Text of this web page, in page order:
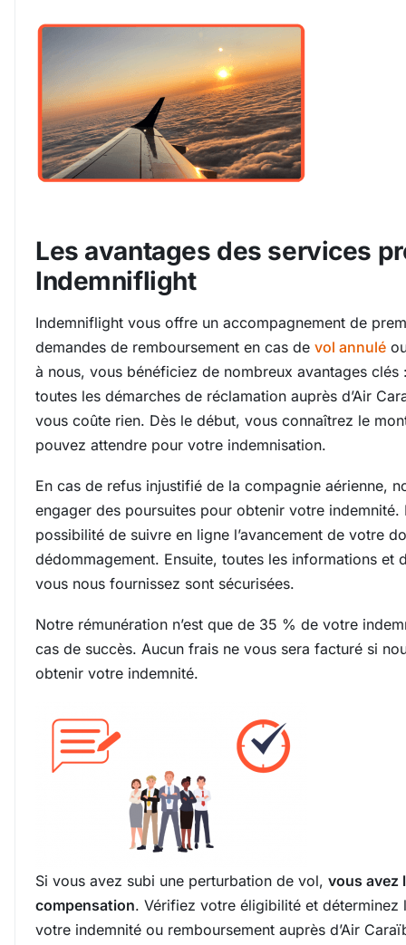
Les avantages des services
Indemniflight
Indemniflight vous offre un accompagnement de
demandes de remboursement en cas de vol annulé
à nous, vous bénéficiez de nombreux avantages clés
toutes les démarches de réclamation auprès d’Air
vous coûte rien. Dès le début, vous connaîtrez le
pouvez attendre pour votre indemnisation.
En cas de refus injustifié de la compagnie aérienne,
engager des poursuites pour obtenir votre indemnité.
possibilité de suivre en ligne l’avancement de votre
dédommagement. Ensuite, toutes les informations et
vous nous fournissez sont sécurisées.
Notre rémunération n’est que de 35 % de votre
cas de succès. Aucun frais ne vous sera facturé si
obtenir votre indemnité.
Si vous avez subi une perturbation de vol, vous avez
compensation. Vérifiez votre éligibilité et déterminez
votre indemnité ou remboursement auprès d’Air